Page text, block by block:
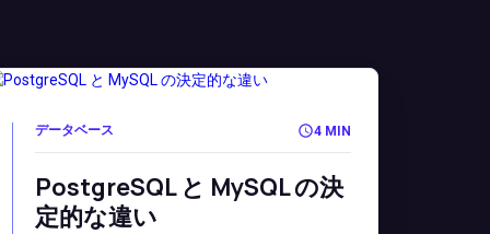
データベース 4 MIN
PostgreSQL と MySQL の決
定的な違い